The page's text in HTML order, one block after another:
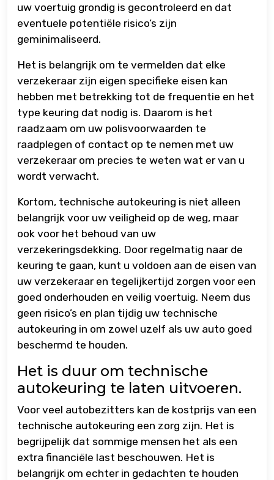
uw voertuig grondig is gecontroleerd en dat
eventuele potentiële risico’s zijn
geminimaliseerd.
Het is belangrijk om te vermelden dat elke
verzekeraar zijn eigen specifieke eisen kan
hebben met betrekking tot de frequentie en het
type keuring dat nodig is. Daarom is het
raadzaam om uw polisvoorwaarden te
raadplegen of contact op te nemen met uw
verzekeraar om precies te weten wat er van u
wordt verwacht.
Kortom, technische autokeuring is niet alleen
belangrijk voor uw veiligheid op de weg, maar
ook voor het behoud van uw
verzekeringsdekking. Door regelmatig naar de
keuring te gaan, kunt u voldoen aan de eisen van
uw verzekeraar en tegelijkertijd zorgen voor een
goed onderhouden en veilig voertuig. Neem dus
geen risico’s en plan tijdig uw technische
autokeuring in om zowel uzelf als uw auto goed
beschermd te houden.
Het is duur om technische
autokeuring te laten uitvoeren.
Voor veel autobezitters kan de kostprijs van een
technische autokeuring een zorg zijn. Het is
begrijpelijk dat sommige mensen het als een
extra financiële last beschouwen. Het is
belangrijk om echter in gedachten te houden